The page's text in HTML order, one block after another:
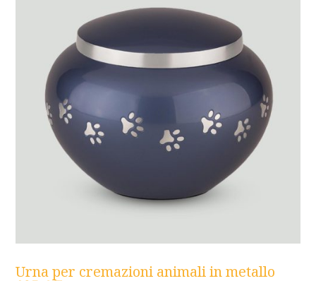
Urna per cremazioni animali in metallo